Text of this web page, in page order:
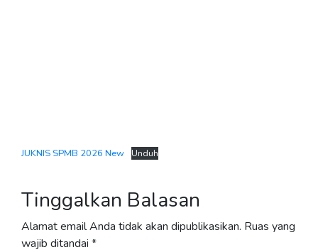
JUKNIS SPMB 2026 New Unduh
Tinggalkan Balasan
Alamat email Anda tidak akan dipublikasikan. Ruas yang
wajib ditandai *